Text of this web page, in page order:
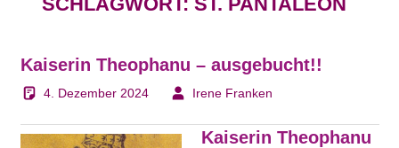
Kaiserin Theophanu – ausgebucht!!
4. Dezember 2024 Irene Franken
Kaiserin Theophanu